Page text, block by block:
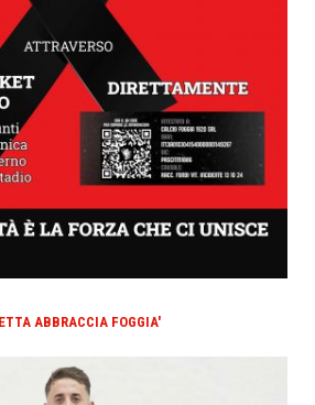
ABBRACCIA FOGGIA'